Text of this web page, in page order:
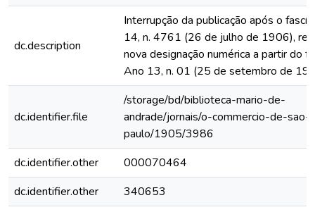
dc.description
Interrupção da publicação após o
14, n. 4761 (26 de julho de 1906),
nova designação numérica a partir do
Ano 13, n. 01 (25 de setembro de
dc.identifier.file
/storage/bd/biblioteca-mario-de-
andrade/jornais/o-commercio-de-sao-
paulo/1905/3986
dc.identifier.other
000070464
dc.identifier.other
340653